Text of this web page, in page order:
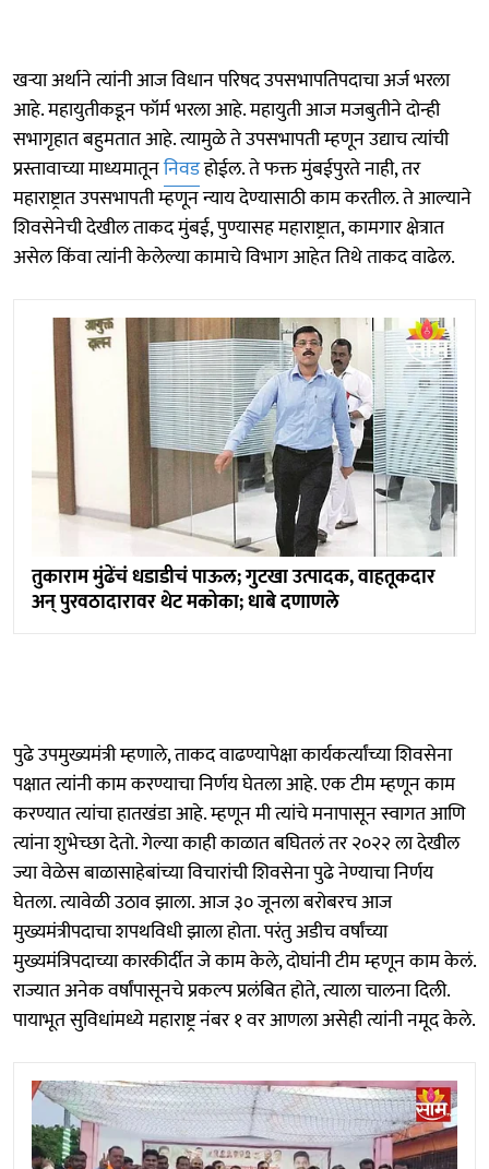
खऱ्या अर्थाने त्यांनी आज विधान परिषद उपसभापतिपदाचा अर्ज भरला
आहे. महायुतीकडून फॉर्म भरला आहे. महायुती आज मजबुतीने दोन्ही
सभागृहात बहुमतात आहे. त्यामुळे ते उपसभापती म्हणून उद्याच त्यांची
प्रस्तावाच्या माध्यमातूननिवडहोईल. ते फक्त मुंबईपुरते नाही, तर
महाराष्ट्रात उपसभापती म्हणून न्याय देण्यासाठी काम करतील. ते आल्याने
शिवसेनेची देखील ताकद मुंबई, पुण्यासह महाराष्ट्रात, कामगार क्षेत्रात
असेल किंवा त्यांनी केलेल्या कामाचे विभाग आहेत तिथे ताकद वाढेल.
तुकाराम मुंढेंचं धडाडीचं पाऊल; गुटखा उत्पादक, वाहतूकदार
अन् पुरवठादारावर थेट मकोका; धाबे दणाणले
पुढे उपमुख्यमंत्री म्हणाले, ताकद वाढण्यापेक्षा कार्यकर्त्यांच्या शिवसेना
पक्षात त्यांनी काम करण्याचा निर्णय घेतला आहे. एक टीम म्हणून काम
करण्यात त्यांचा हातखंडा आहे. म्हणून मी त्यांचे मनापासून स्वागत आणि
त्यांना शुभेच्छा देतो. गेल्या काही काळात बघितलं तर २०२२ ला देखील
ज्या वेळेस बाळासाहेबांच्या विचारांची शिवसेना पुढे नेण्याचा निर्णय
घेतला. त्यावेळी उठाव झाला. आज ३० जूनला बरोबरच आज
मुख्यमंत्रीपदाचा शपथविधी झाला होता. परंतु अडीच वर्षांच्या
मुख्यमंत्रि‍पदाच्या कारकीर्दीत जे काम केले, दोघांनी टीम म्हणून काम केलं.
राज्यात अनेक वर्षांपासूनचे प्रकल्प प्रलंबित होते, त्याला चालना दिली.
पायाभूत सुविधांमध्ये महाराष्ट्र नंबर १ वर आणला असेही त्यांनी नमूद केले.